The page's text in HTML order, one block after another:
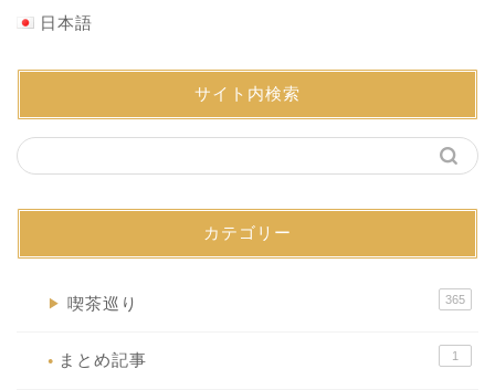
日本語
サイト内検索
カテゴリー
▶ 喫茶巡り 365
● まとめ記事 1